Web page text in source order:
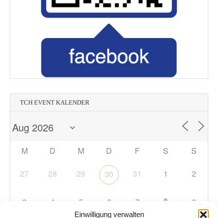
Einwilligung verwalten
TCH EVENT KALENDER
M D M D F S S
27 28 29 30 31 1 2
3 4 5 6 7 8 9